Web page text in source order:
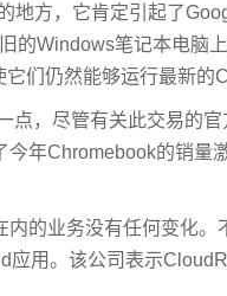
地方，它肯定引起了
的Windows笔记本电脑
们仍然能够运行最新的
点，尽管有关此交易的
年Chromebook的销量
的业务没有任何变化。
用。该公司表示